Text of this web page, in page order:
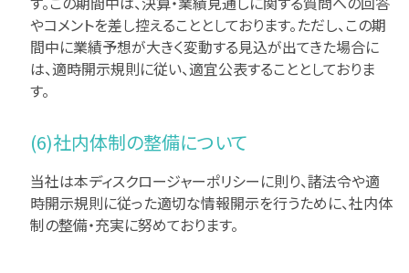
やコメントを差し控えることとしております。ただし、この期
間中に業績予想が大きく変動する見込が出てきた場合に
は、適時開示規則に従い、適宜公表することとしておりま
す。
(6)社内体制の整備について
当社は本ディスクロージャーポリシーに則り、諸法令や適
時開示規則に従った適切な情報開示を行うために、社内体
制の整備・充実に努めております。